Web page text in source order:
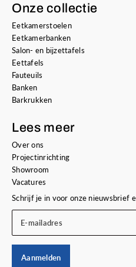
Onze collectie
Eetkamerstoelen
Eetkamerbanken
Salon- en bijzettafels
Eettafels
Fauteuils
Banken
Barkrukken
Lees meer
Over ons
Projectinrichting
Showroom
Vacatures
Schrijf je in voor onze nieuwsbrief
E-mailadres
Aanmelden